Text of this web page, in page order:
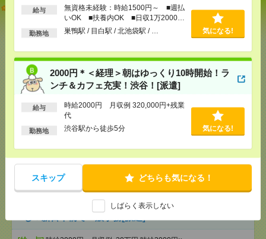
給与
無資格未経験：時給1500円～ ■週払
いOK ■扶養内OK ■日収1万2000円
以上
勤務地 巣鴨駅 / 目白駅 / 北池袋駅 / … 気になる!
2000円＊＜経理＞朝はゆっくり10時開始！ラ
ンチ＆カフェ充実！渋谷！[派遣]
給与
時給2000円 月収例 320,000円+残業
代
勤務地 渋谷駅から徒歩5分 気になる!
スキップ どちらも気になる！
しばらく表示しない
【オープニング募集】おばあちゃんのお散歩付き添
いも仕事の1つ[派遣]
OK ■扶養内OK ■日収1万2000円以上
[交通費]交通費全額支給
[勤務地]
巣鴨駅/目白駅 /北池袋駅/…
気になる！
2000円＊＜経理＞朝はゆっくり10時開始！ランチ＆
カフェ充実！渋谷！[派遣]
[交通費]全額支給
[勤務地]渋谷駅から徒歩5分
気になる！
【在宅勤務OK】時給3000円！10～16時＊残業ほぼな